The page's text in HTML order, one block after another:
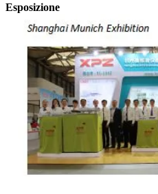
Esposizione